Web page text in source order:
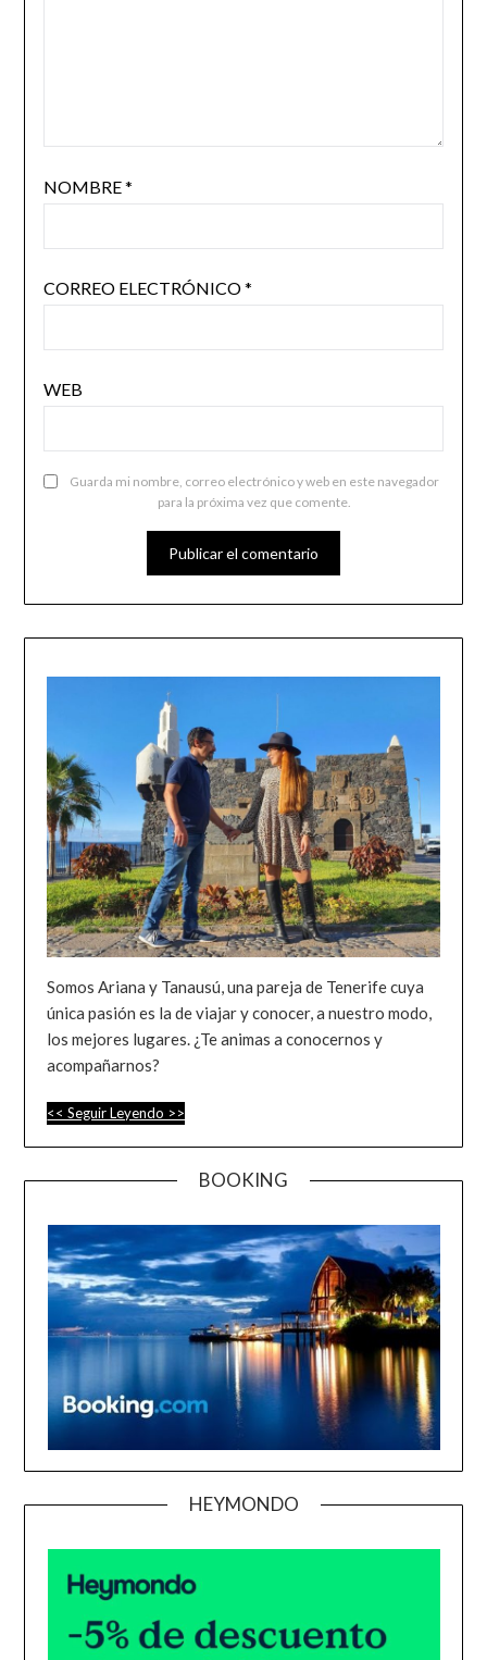
NOMBRE*
CORREO ELECTRÓNICO*
WEB
Guarda mi nombre, correo electrónico y web en este navegador
para la próxima vez que comente.
ALTERNATIVE:
Somos Ariana y Tanausú, una pareja de Tenerife cuya
única pasión es la de viajar y conocer, a nuestro modo,
los mejores lugares. ¿Te animas a conocernos y
acompañarnos?
<< Seguir Leyendo >>
Todos
los
puntos
de
interés
para
visita
a
isla.
BOOKING
HEYMONDO